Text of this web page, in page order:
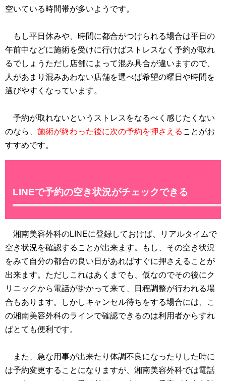
空いている時間帯が多いようです。
もし平日休みや、時間に都合がつけられる場合は平日の
午前中などに施術を受けに行けばストレスなく予約が取れ
るでしょうただし店舗によって混み具合が違いますので、
人があまり混みあわない店舗を選べば希望の曜日や時間を
選びやすくなっています。
予約が取れないというストレスをなるべく感じたくない
のなら、 施術が終わった後に次の予約を押さえる ことがお
すすめです。
LINEで予約の空き状況がチェックできる
湘南美容外科のLINEに登録しておけば、リアルタイムで
空き状況を確認することが出来ます。もし、その空き状況
をみて自分の都合の良い日があればすぐに押さえることが
出来ます。ただしこれはあくまでも、仮なのでその後にク
リニックから電話が掛かって来て、日程調整が行われる場
合もあります。しかしキャンセル待ちをする場合には、こ
の湘南美容外科のラインで確認できるのは利用者からすれ
ばとても便利です。
また、急な用事が出来たり体調不良になったりした時に
は予約変更することになりますが、湘南美容外科では電話